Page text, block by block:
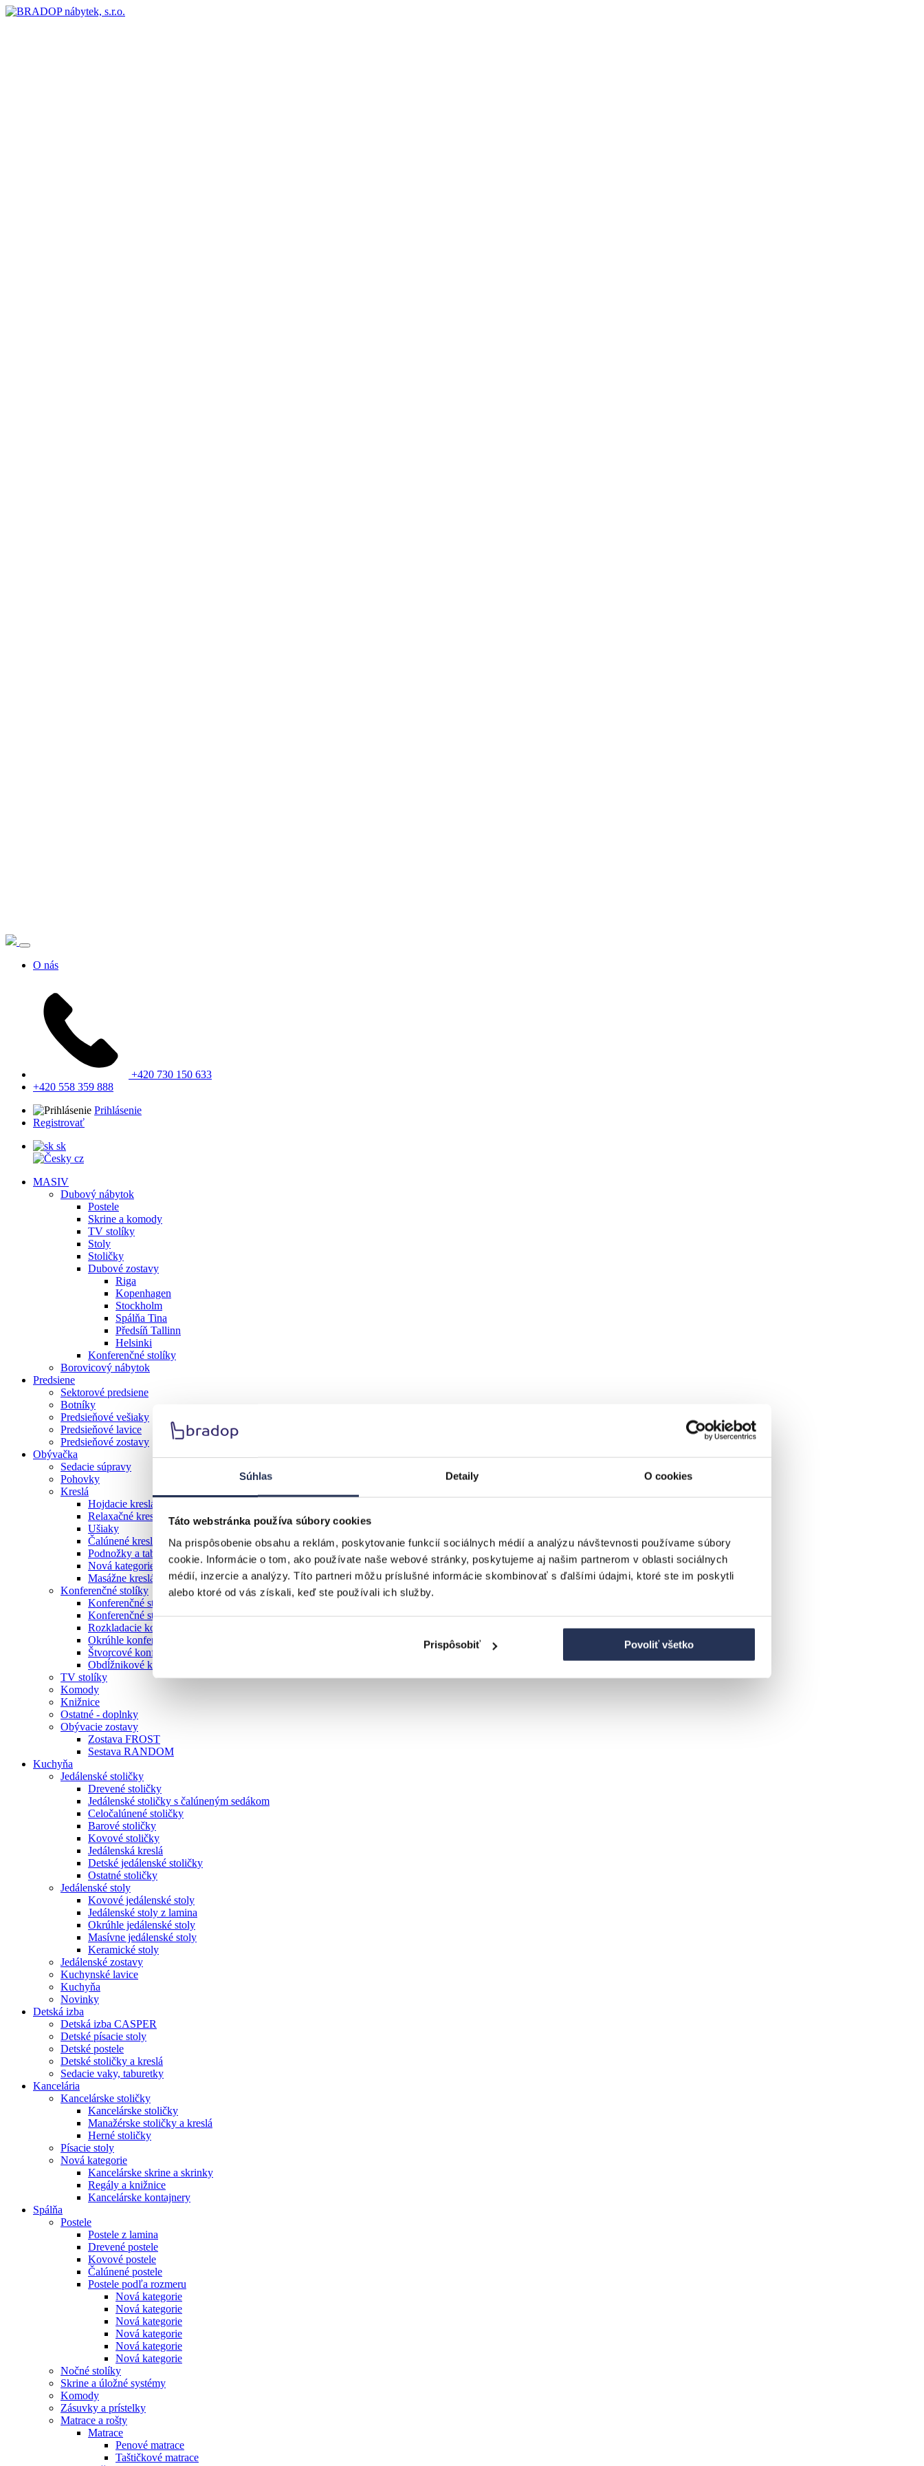
Súhlas Detaily O cookies
Táto webstránka používa súbory cookies
Na prispôsobenie obsahu a reklám, poskytovanie funkcií sociálnych médií a analýzu návštevnosti používame súbory
cookie. Informácie o tom, ako používate naše webové stránky, poskytujeme aj našim partnerom v oblasti sociálnych
médií, inzercie a analýzy. Títo partneri môžu príslušné informácie skombinovať s ďalšími údajmi, ktoré ste im poskytli
alebo ktoré od vás získali, keď ste používali ich služby.
Prispôsobiť Povoliť všetko
O nás
+420 730 150 633
+420 558 359 888
Prihlásenie
Registrovať
sk
cz
MASIV
Dubový nábytok
Postele
Skrine a komody
TV stolíky
Stoly
Stoličky
Dubové zostavy
Riga
Kopenhagen
Stockholm
Spálňa Tina
Předsíň Tallinn
Helsinki
Konferenčné stolíky
Borovicový nábytok
Predsiene
Sektorové predsiene
Botníky
Predsieňové vešiaky
Predsieňové lavice
Predsieňové zostavy
Obývačka
Sedacie súpravy
Pohovky
Kreslá
Hojdacie kreslá
Relaxačné kreslá
Ušiaky
Čalúnené kreslá
Podnožky a taburetky
Nová kategorie
Masážne kreslá
Konferenčné stolíky
Konferenčné stolíky z masívu
Konferenčné stolíky zo skla
Rozkladacie konferenčné stolíky
Okrúhle konferenčné stolíky
Štvorcové konferenčné stolíky
Obdĺžnikové konferenčné stolíky
TV stolíky
Komody
Knižnice
Ostatné - doplnky
Obývacie zostavy
Zostava FROST
Sestava RANDOM
Kuchyňa
Jedálenské stoličky
Drevené stoličky
Jedálenské stoličky s čalúneným sedákom
Celočalúnené stoličky
Barové stoličky
Kovové stoličky
Jedálenská kreslá
Detské jedálenské stoličky
Ostatné stoličky
Jedálenské stoly
Kovové jedálenské stoly
Jedálenské stoly z lamina
Okrúhle jedálenské stoly
Masívne jedálenské stoly
Keramické stoly
Jedálenské zostavy
Kuchynské lavice
Kuchyňa
Novinky
Detská izba
Detská izba CASPER
Detské písacie stoly
Detské postele
Detské stoličky a kreslá
Sedacie vaky, taburetky
Kancelária
Kancelárske stoličky
Kancelárske stoličky
Manažérske stoličky a kreslá
Herné stoličky
Písacie stoly
Nová kategorie
Kancelárske skrine a skrinky
Regály a knižnice
Kancelárske kontajnery
Spálňa
Postele
Postele z lamina
Drevené postele
Kovové postele
Čalúnené postele
Postele podľa rozmeru
Nová kategorie
Nová kategorie
Nová kategorie
Nová kategorie
Nová kategorie
Nová kategorie
Nočné stolíky
Skrine a úložné systémy
Komody
Zásuvky a prístelky
Matrace a rošty
Matrace
Penové matrace
Taštičkové matrace